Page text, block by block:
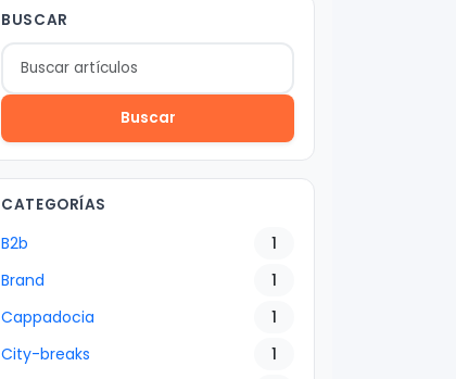
BUSCAR
Buscar
CATEGORÍAS
B2b
1
Brand
1
Cappadocia
1
City-breaks
1